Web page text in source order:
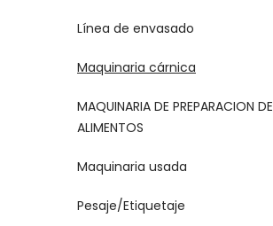
Línea de envasado
Maquinaria cárnica
MAQUINARIA DE PREPARACION DE
ALIMENTOS
Maquinaria usada
Pesaje/Etiquetaje